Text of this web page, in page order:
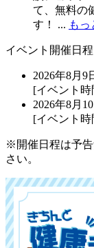
て、無料の
す！ ... もっ
イベント開催日程
2026年8月9
[イベント
2026年8月
[イベント
※開催日程は予
さい。